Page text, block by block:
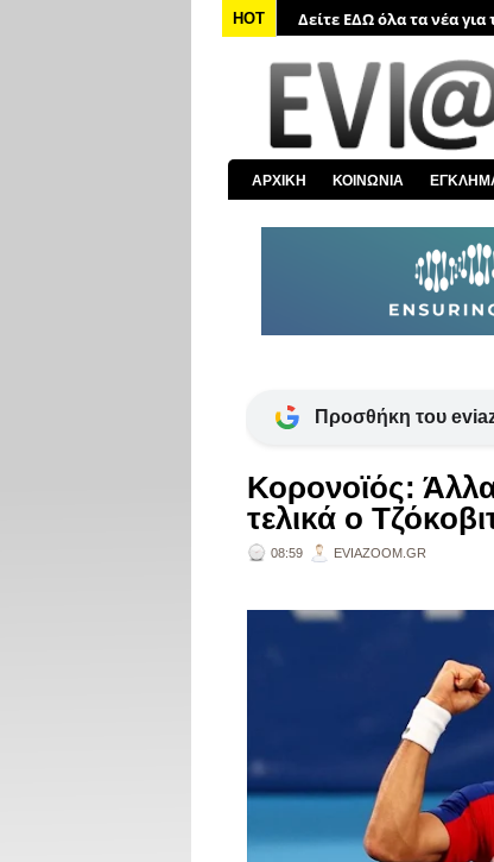
HOT
Δείτε ΕΔΩ όλα τα νέα
Δείτε ΕΔΩ όλες τις
Δείτε ΕΔΩ όλα τα
Δείτε ΕΔΩ τις
Δείτε ΕΔΩ όλα τα
Δείτε ΕΔΩ όλα τα νέα
ΑΡΧΙΚΗ ΚΟΙΝΩΝΙΑ
Προσθήκη του
Κορονοϊός:
τελικά ο
08:59 EVIAZOOM.GR